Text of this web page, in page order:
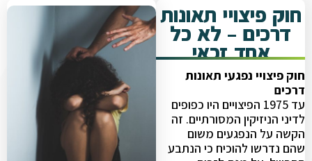
חוק פיצויי תאונות
דרכים – לא כל
אחד זכאי
חוק פיצויי נפגעי תאונות
דרכים
עד 1975 הפיצויים היו כפופים
לדיני הניזיקין המסורתיים. זה
הקשה על הנפגעים משום
שהם נדרשו להוכיח כי הנתבע